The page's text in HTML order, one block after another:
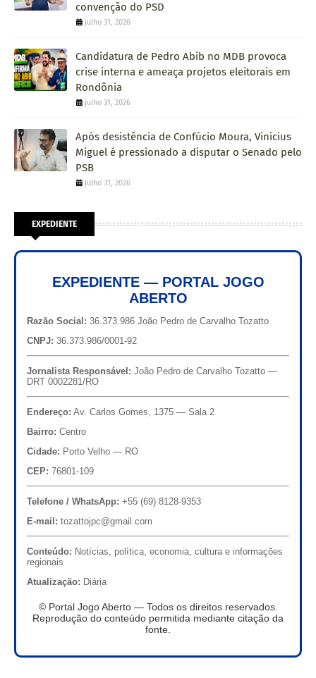
convenção do PSD
julho 31, 2026
Candidatura de Pedro Abib no MDB provoca
crise interna e ameaça projetos eleitorais em
Rondônia
julho 31, 2026
Após desistência de Confúcio Moura, Vinícius
Miguel é pressionado a disputar o Senado pelo
PSB
julho 31, 2026
EXPEDIENTE
EXPEDIENTE — PORTAL JOGO
ABERTO
Razão Social: 36.373.986 João Pedro de Carvalho Tozatto
CNPJ: 36.373.986/0001-92
Jornalista Responsável: João Pedro de Carvalho Tozatto —
DRT 0002281/RO
Endereço: Av. Carlos Gomes, 1375 — Sala 2
Bairro: Centro
Cidade: Porto Velho — RO
CEP: 76801-109
Telefone / WhatsApp: +55 (69) 8128-9353
E-mail: tozattojpc@gmail.com
Conteúdo: Notícias, política, economia, cultura e informações
regionais
Atualização: Diária
© Portal Jogo Aberto — Todos os direitos reservados.
Reprodução do conteúdo permitida mediante citação da
fonte.